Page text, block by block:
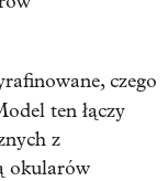
czego
ten łączy
z
okularów